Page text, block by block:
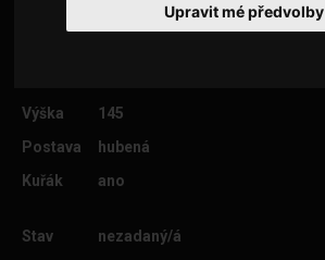
Upravit mé předvolby
Výška
145
Postava
hubená
Kuřák
ano
Stav
nezadaný/á